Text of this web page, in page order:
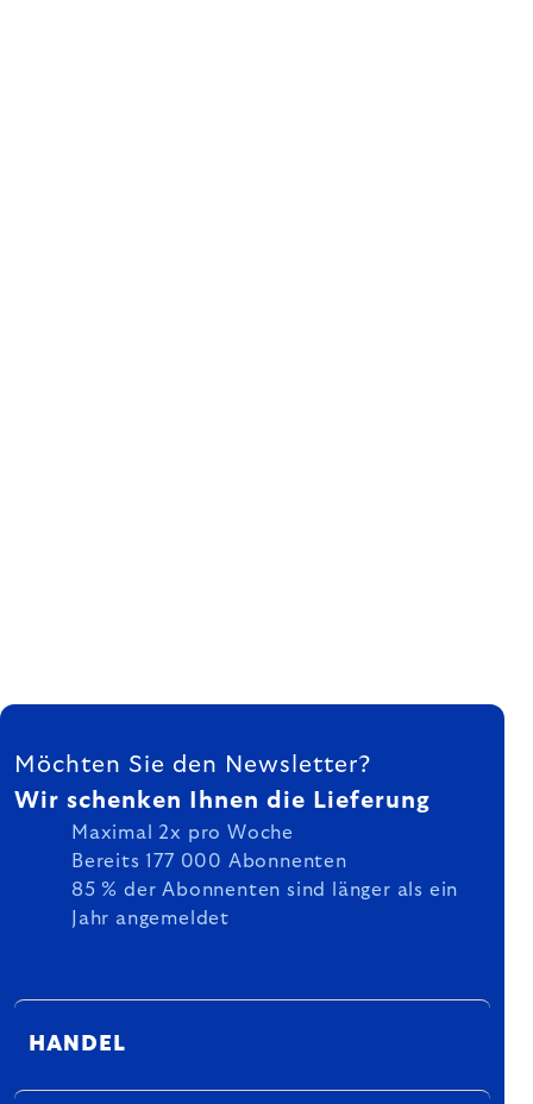
FUSSZEILE
Möchten Sie den Newsletter?
Wir schenken Ihnen die Lieferung
Maximal 2x pro Woche
Bereits 177 000 Abonnenten
85 % der Abonnenten sind länger als ein
Jahr angemeldet
HANDEL